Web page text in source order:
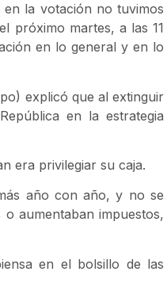
la votación no tuvimos
próximo martes, a las 11
en lo general y en lo
explicó que al extinguir
en la estrategia
era privilegiar su caja.
año con año, y no se
aumentaban impuestos,
en el bolsillo de las